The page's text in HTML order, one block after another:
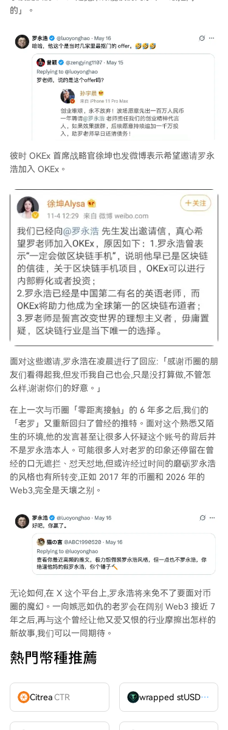
的」。
彼时 OKEx 首席战略官徐坤也发微博表示希望邀请罗永
浩加入 OKEx。
面对这些邀请,罗永浩在凌晨进行了回应:「感谢币圈的朋
友们看得起我,但发币我自己也会,只是没打算做,不管怎
么样,谢谢你们的好意。」
在上一次与币圈「零距离接触」的 6 年多之后,我们的
「老罗」又重新回归了曾经的推特。面对这个熟悉又陌
生的环境,他的发言甚至让很多人怀疑这个账号的背后并
不是罗永浩本人。可能很多人对老罗的印象还停留在曾
经的口无遮拦、怼天怼地,但或许经过时间的磨砺罗永浩
的风格也有所转变,正如 2017 年的币圈和 2026 年的
Web3,完全是天壤之别。
无论如何,在 X 这个平台上,罗永浩将来免不了要面对币
圈的魔幻。一向嫉恶如仇的老罗会在阔别 Web3 接近 7
年之后,再与这个曾经让他又爱又恨的行业摩擦出怎样的
新故事,我们可以一同期待。
熱門幣種推薦
CitreaCTR wrapped stUSDT